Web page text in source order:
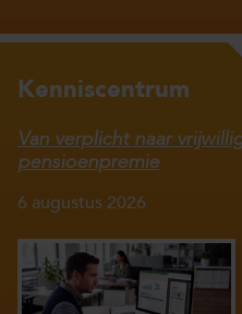
Kenniscentrum
Van verplicht naar
pensioenpremie
6 augustus 2026